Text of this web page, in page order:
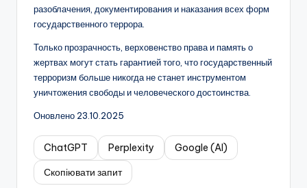
разоблачения, документирования и наказания всех форм
государственного террора.
Только прозрачность, верховенство права и память о
жертвах могут стать гарантией того, что государственный
терроризм больше никогда не станет инструментом
уничтожения свободы и человеческого достоинства.
Оновлено 23.10.2025
ChatGPT Perplexity
Google (AI)
Скопіювати запит